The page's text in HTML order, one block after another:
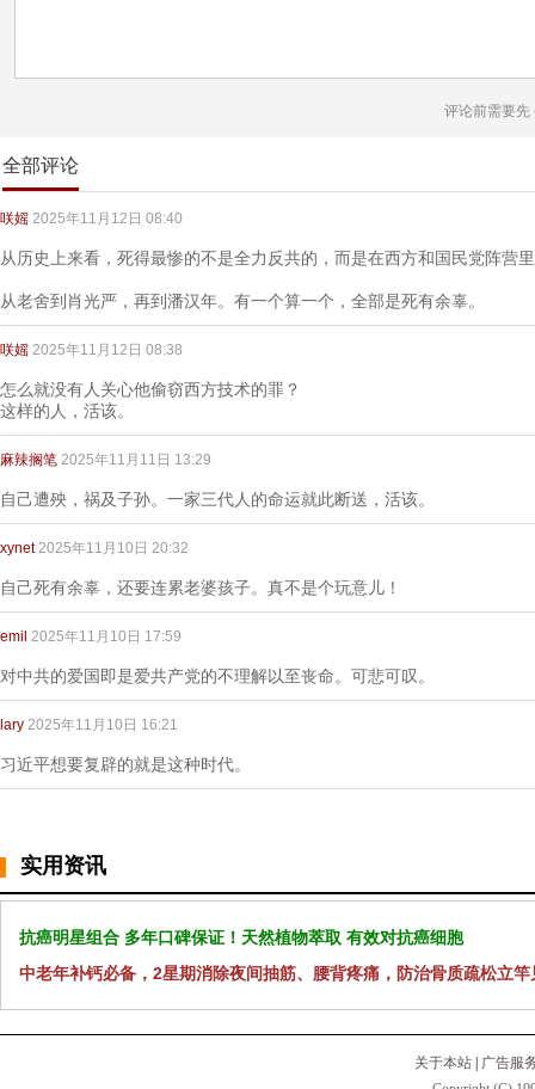
评论前需要先
全部评论
咲媱 2025年11月12日 08:40
从历史上来看，死得最惨的不是全力反共的，而是在西方和国民党阵营
从老舍到肖光严，再到潘汉年。有一个算一个，全部是死有余辜。
咲媱 2025年11月12日 08:38
怎么就没有人关心他偷窃西方技术的罪？
这样的人，活该。
麻辣搁笔 2025年11月11日 13:29
自己遭殃，祸及子孙。一家三代人的命运就此断送，活该。
xynet 2025年11月10日 20:32
自己死有余辜，还要连累老婆孩子。真不是个玩意儿！
emil 2025年11月10日 17:59
对中共的爱国即是爱共产党的不理解以至丧命。可悲可叹。
lary 2025年11月10日 16:21
习近平想要复辟的就是这种时代。
实用资讯
抗癌明星组合 多年口碑保证！天然植物萃取 有效对抗癌细胞
中老年补钙必备，2星期消除夜间抽筋、腰背疼痛，防治骨质疏松立竿
关于本站
广告服